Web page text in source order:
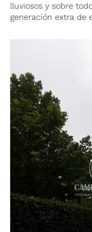
lluviosos y sobre
generación extra de